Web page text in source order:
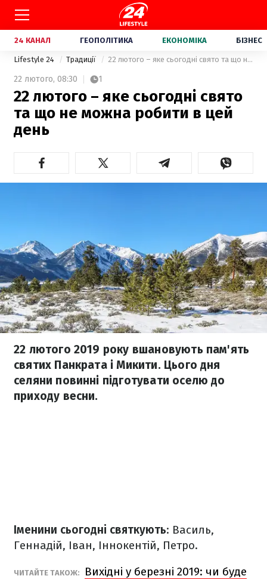
24 КАНАЛ ГЕОПОЛІТИКА ЕКОНОМІКА БІЗНЕС
Lifestyle 24 Традиції 22 лютого – яке сьогодні свято та що не можна робити в цей день
22 лютого, 08:30 1
22 лютого – яке сьогодні свято
та що не можна робити в цей
день
22 лютого 2019 року вшановують пам'ять
святих Панкрата і Микити. Цього дня
селяни повинні підготувати оселю до
приходу весни.
Іменини сьогодні святкують: Василь,
Геннадій, Іван, Іннокентій, Петро.
ЧИТАЙТЕ ТАКОЖ:
Вихідні у березні 2019: чи буде